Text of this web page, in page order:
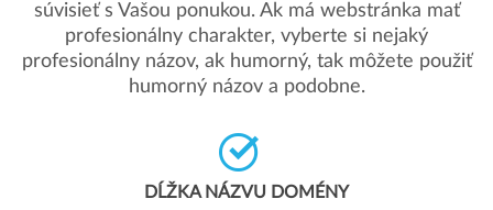
súvisieť s Vašou ponukou. Ak má webstránka mať
profesionálny charakter, vyberte si nejaký
profesionálny názov, ak humorný, tak môžete použiť
humorný názov a podobne.
DĹŽKA NÁZVU DOMÉNY